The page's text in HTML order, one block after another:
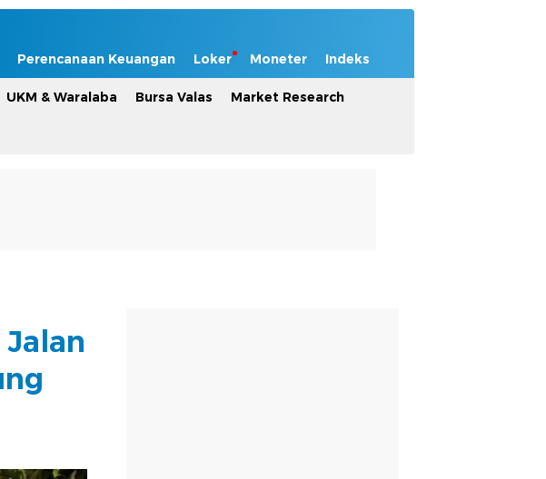
Perencanaan Keuangan Loker Moneter Indeks
UKM & Waralaba Bursa Valas Market Research